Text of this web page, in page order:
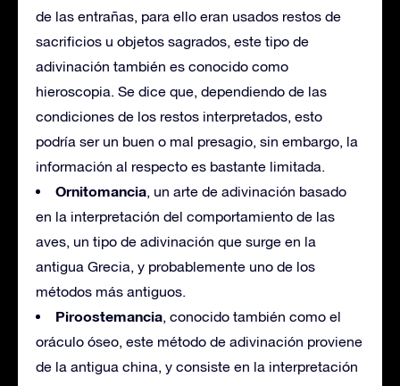
de las entrañas, para ello eran usados restos de
sacrificios u objetos sagrados, este tipo de
adivinación también es conocido como
hieroscopia. Se dice que, dependiendo de las
condiciones de los restos interpretados, esto
podría ser un buen o mal presagio, sin embargo, la
información al respecto es bastante limitada.
Ornitomancia, un arte de adivinación basado
en la interpretación del comportamiento de las
aves, un tipo de adivinación que surge en la
antigua Grecia, y probablemente uno de los
métodos más antiguos.
Piroostemancia, conocido también como el
oráculo óseo, este método de adivinación proviene
de la antigua china, y consiste en la interpretación